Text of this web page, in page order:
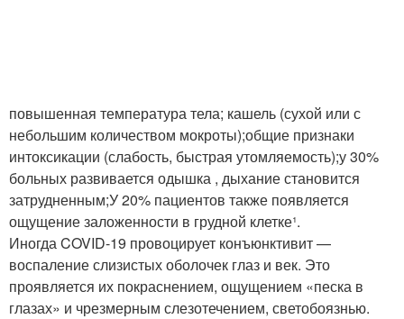
повышенная температура тела; кашель (сухой или с
небольшим количеством мокроты);общие признаки
интоксикации (слабость, быстрая утомляемость);у 30%
больных развивается одышка , дыхание становится
затрудненным;У 20% пациентов также появляется
ощущение заложенности в грудной клетке¹.
Иногда COVID-19 провоцирует конъюнктивит —
воспаление слизистых оболочек глаз и век. Это
проявляется их покраснением, ощущением «песка в
глазах» и чрезмерным слезотечением, светобоязнью.